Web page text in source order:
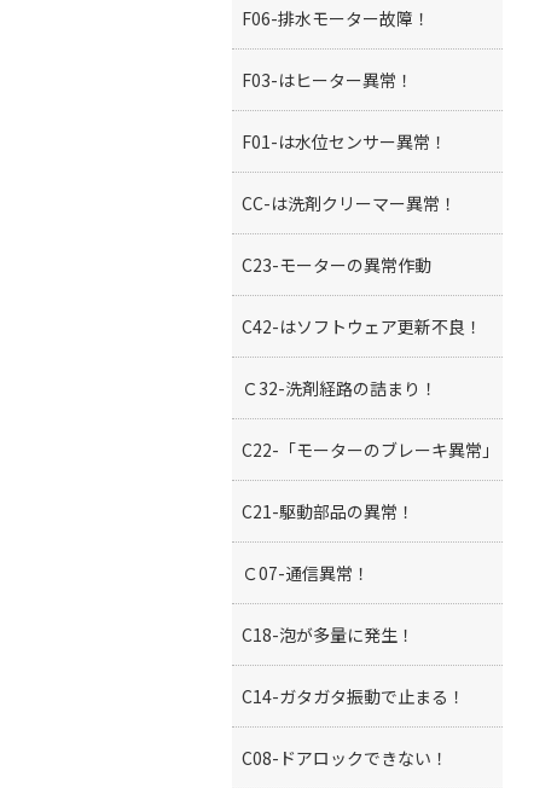
F06-排水モーター故障！
F03-はヒーター異常！
F01-は水位センサー異常！
CC-は洗剤クリーマー異常！
C23-モーターの異常作動
C42-はソフトウェア更新不良！
Ｃ32-洗剤経路の詰まり！
C22-「モーターのブレーキ異常」
C21-駆動部品の異常！
Ｃ07-通信異常！
C18-泡が多量に発生！
C14-ガタガタ振動で止まる！
C08-ドアロックできない！